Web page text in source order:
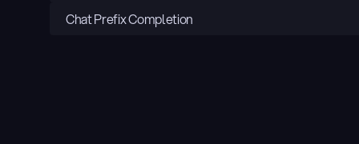
Chat Prefix Completion